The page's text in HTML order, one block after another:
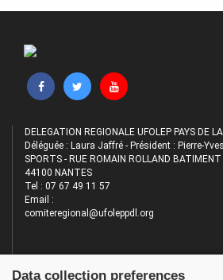
DELEGATION REGIONALE UFOLEP PAYS DE
Déléguée : Laura Jaffré - Président : Pierre-
SPORTS - RUE ROMAIN ROLLAND BATIMENT
44100 NANTES
Tel : 07 67 49 11 57
Email :
comiteregional@ufoleppdl.org
Data collection preferences